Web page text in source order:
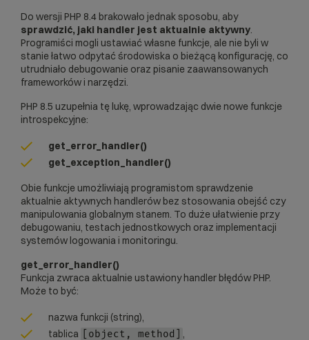
Do wersji PHP 8.4 brakowało jednak sposobu, aby
sprawdzić, jaki handler jest aktualnie aktywny.
Programiści mogli ustawiać własne funkcje, ale nie byli w
stanie łatwo odpytać środowiska o bieżącą konfigurację, co
utrudniało debugowanie oraz pisanie zaawansowanych
frameworków i narzędzi.
PHP 8.5 uzupełnia tę lukę, wprowadzając dwie nowe funkcje
introspekcyjne:
get_error_handler()
get_exception_handler()
Obie funkcje umożliwiają programistom sprawdzenie
aktualnie aktywnych handlerów bez stosowania obejść czy
manipulowania globalnym stanem. To duże ułatwienie przy
debugowaniu, testach jednostkowych oraz implementacji
systemów logowania i monitoringu.
get_error_handler()
Funkcja zwraca aktualnie ustawiony handler błędów PHP.
Może to być:
nazwa funkcji (string),
tablica
[object, method]
,